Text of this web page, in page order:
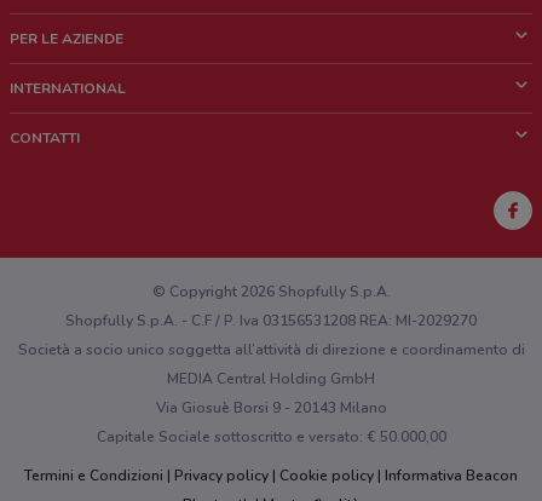
Chi siamo
Lavora con noi
PER LE AZIENDE
Richieste commerciali e marketing
INTERNATIONAL
CONTATTI
Hai un malfunzionamento sul web o sull'app?
© Copyright 2026 Shopfully S.p.A.
Shopfully S.p.A. - C.F / P. Iva 03156531208 REA: MI-2029270
Società a socio unico soggetta all’attività di direzione e coordinamento di
MEDIA Central Holding GmbH
Via Giosuè Borsi 9 - 20143 Milano
Capitale Sociale sottoscritto e versato: € 50.000,00
Termini e Condizioni
Privacy policy Cookie policy
Informativa Beacon